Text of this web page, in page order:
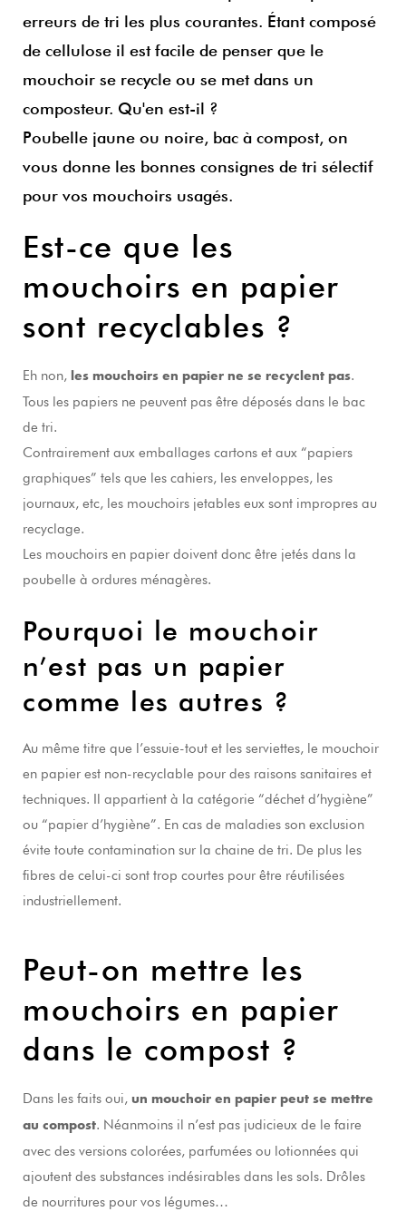
erreurs de tri les plus courantes. Étant composé
de cellulose il est facile de penser que le
mouchoir se recycle ou se met dans un
composteur. Qu'en est-il ?
Poubelle jaune ou noire, bac à compost, on
vous donne les bonnes consignes de tri sélectif
pour vos mouchoirs usagés.
Est-ce que les
mouchoirs en papier
sont recyclables ?
Eh non, les mouchoirs en papier ne se recyclent pas.
Tous les papiers ne peuvent pas être déposés dans le bac
de tri.
Contrairement aux emballages cartons et aux “papiers
graphiques” tels que les cahiers, les enveloppes, les
journaux, etc, les mouchoirs jetables eux sont impropres au
recyclage.
Les mouchoirs en papier doivent donc être jetés dans la
poubelle à ordures ménagères.
Pourquoi le mouchoir
n’est pas un papier
comme les autres ?
Au même titre que l’essuie-tout et les serviettes, le mouchoir
en papier est non-recyclable pour des raisons sanitaires et
techniques. Il appartient à la catégorie “déchet d’hygiène”
ou “papier d’hygiène”. En cas de maladies son exclusion
évite toute contamination sur la chaine de tri. De plus les
fibres de celui-ci sont trop courtes pour être réutilisées
industriellement.
Peut-on mettre les
mouchoirs en papier
dans le compost ?
Dans les faits oui, un mouchoir en papier peut se mettre
au compost. Néanmoins il n’est pas judicieux de le faire
avec des versions colorées, parfumées ou lotionnées qui
ajoutent des substances indésirables dans les sols. Drôles
de nourritures pour vos légumes…